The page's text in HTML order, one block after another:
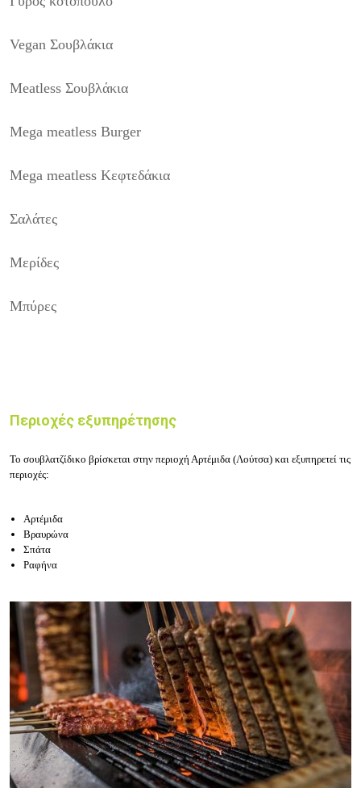
Vegan Σουβλάκια
Meatless Σουβλάκια
Mega meatless Burger
Mega meatless Κεφτεδάκια
Σαλάτες
Μερίδες
Μπύρες
Περιοχές εξυπηρέτησης
Το σουβλατζίδικο βρίσκεται στην περιοχή Αρτέμιδα (Λούτσα) και εξυπηρετεί τις
περιοχές:
Αρτέμιδα
Βραυρώνα
Σπάτα
Ραφήνα